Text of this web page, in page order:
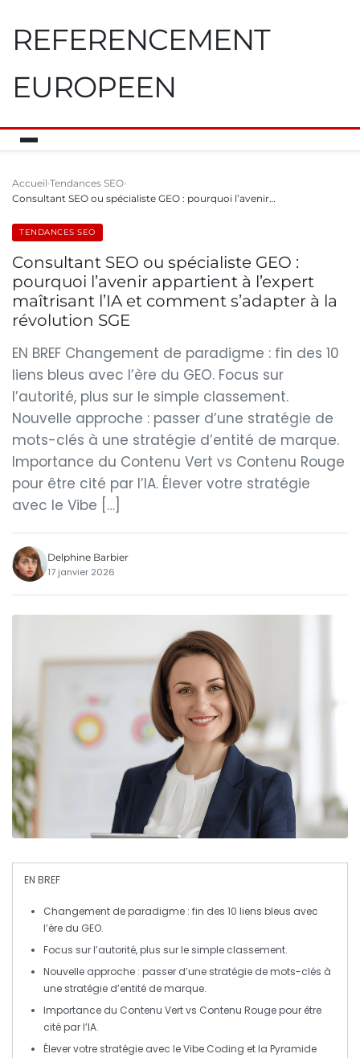
REFERENCEMENT
EUROPEEN
Accueil Tendances SEO
Consultant SEO ou spécialiste GEO : pourquoi l’avenir…
TENDANCES SEO
Consultant SEO ou spécialiste GEO :
pourquoi l’avenir appartient à l’expert
maîtrisant l’IA et comment s’adapter à la
révolution SGE
EN BREF Changement de paradigme : fin des 10
liens bleus avec l’ère du GEO. Focus sur
l’autorité, plus sur le simple classement.
Nouvelle approche : passer d’une stratégie de
mots-clés à une stratégie d’entité de marque.
Importance du Contenu Vert vs Contenu Rouge
pour être cité par l’IA. Élever votre stratégie
avec le Vibe […]
Delphine Barbier
17 janvier 2026
EN BREF
Changement de paradigme : fin des 10 liens bleus avec
l’ère du GEO.
Focus sur l’autorité, plus sur le simple classement.
Nouvelle approche : passer d’une stratégie demots-clés à
une stratégie d’entité de marque.
Importance du Contenu Vertvs Contenu Rougepour être
cité par l’IA.
Élever votre stratégie avec leVibe Coding et la Pyramide